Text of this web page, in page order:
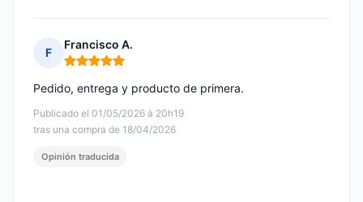
F
Francisco A.
Nota: 5 de 5
Publicado el 01/05/2026 à 20h19
tras una compra de 18/04/2026
Pedido, entrega y producto de primera.
Opinión traducida